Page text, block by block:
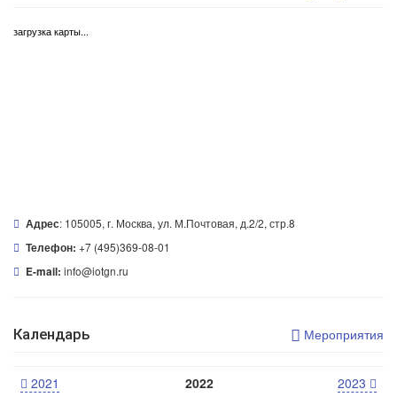
загрузка карты...
Адрес: 105005, г. Москва, ул. М.Почтовая, д.2/2, стр.8
Телефон: +7 (495)369-08-01
E-mail: info@iotgn.ru
Календарь Мероприятия
2021 2022 2023